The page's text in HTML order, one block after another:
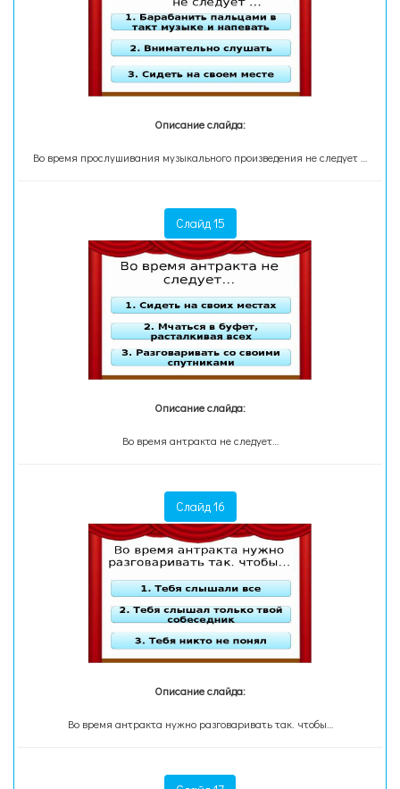
Описание слайда:
Во время прослушивания музыкального произведения не следует …
Слайд 15
Описание слайда:
Во время антракта не следует…
Слайд 16
Описание слайда:
Во время антракта нужно разговаривать так. чтобы…